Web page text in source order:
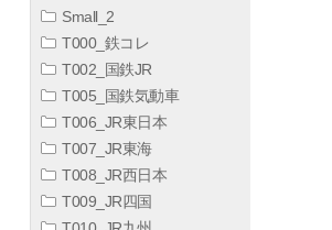
Small_2
T000_鉄コレ
T002_国鉄JR
T005_国鉄気動車
T006_JR東日本
T007_JR東海
T008_JR西日本
T009_JR四国